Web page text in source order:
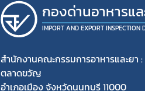
กองด่านอาหารแล
IMPORT AND EXPORT INSPECTION
สำนักงานคณะกรรมการอาหารและย
ตลาดขวัญ
อำเภอเมือง จังหวัดนนทบุรี 11000